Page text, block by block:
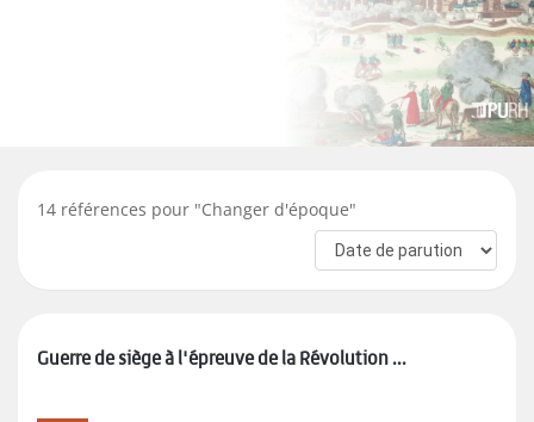
14 références pour "Changer d'époque"
Guerre de siège à l'épreuve de la Révolution ...